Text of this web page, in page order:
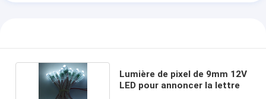
Lumière de pixel de 9mm 12V
LED pour annoncer la lettre